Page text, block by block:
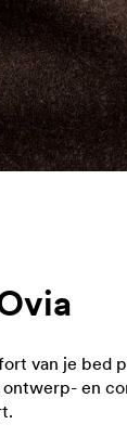
van je bed
ontwerp- en